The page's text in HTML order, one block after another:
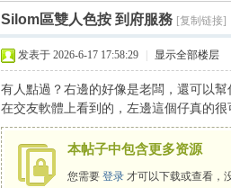
›
Silom區雙人色按 到府服務 [复制链接]
发表于 2026-6-17 17:58:29 显示全部楼层
有人點過？右邊的好像是老闆，還可以
在交友軟體上看到的，左邊這個仔真的很
本帖子中包含更多资源
您需要 登录才可以下载或查看，